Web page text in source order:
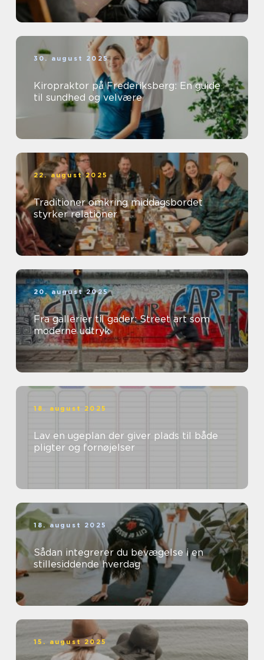
30. august 2025
Kiropraktor på Frederiksberg: En guide
til sundhed og velvære
22. august 2025
Traditioner omkring middagsbordet
styrker relationer
20. august 2025
Fra gallerier til gader: Street art som
moderne udtryk
18. august 2025
Lav en ugeplan der giver plads til både
pligter og fornøjelser
18. august 2025
Sådan integrerer du bevægelse i en
stillesiddende hverdag
15. august 2025